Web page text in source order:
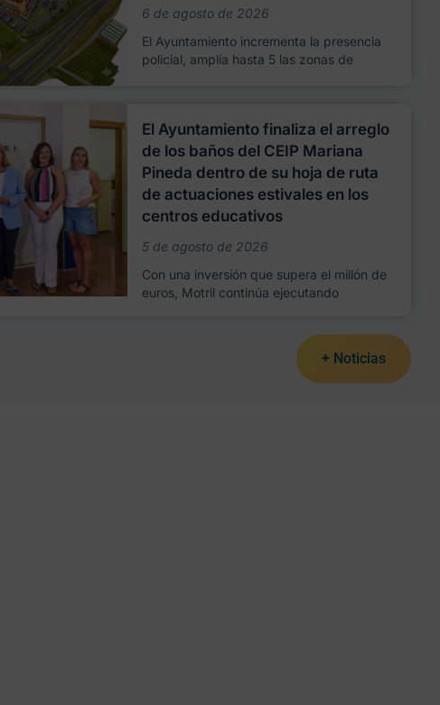
6 de agosto de 2026
El Ayuntamiento incrementa la presencia
policial, amplía hasta 5 las zonas de
El Ayuntamiento finaliza el arreglo
de los baños del CEIP Mariana
Pineda dentro de su hoja de ruta
de actuaciones estivales en los
centros educativos
5 de agosto de 2026
Con una inversión que supera el millón de
euros, Motril continúa ejecutando
+ Noticias